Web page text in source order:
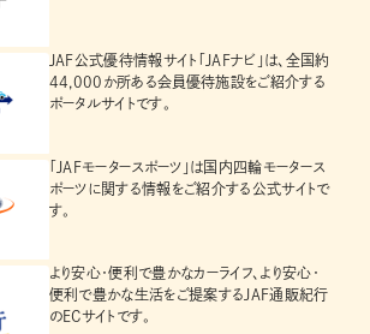
JAF公式優待情報サイト「JAFナビ」は、全国約
44,000か所ある会員優待施設をご紹介する
ポータルサイトです。
「JAFモータースポーツ」は国内四輪モータース
ポーツに関する情報をご紹介する公式サイトで
す。
より安心・便利で豊かなカーライフ、より安心・
便利で豊かな生活をご提案するJAF通販紀行
のECサイトです。